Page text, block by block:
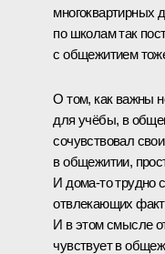
по школам так
с общежитием
О том, как важны
для учёбы, в
сочувствовал
в общежитии,
И дома‑то трудно
отвлекающих
И в этом смысле
чувствует в